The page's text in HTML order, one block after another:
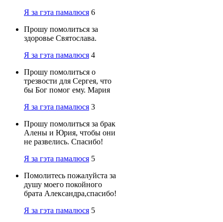
Я за гэта памалюся 6
Прошу помолиться за
здоровье Святослава.
Я за гэта памалюся 4
Прошу помолиться о
трезвости для Сергея, что
бы Бог помог ему. Мария
Я за гэта памалюся 3
Прошу помолиться за брак
Алены и Юрия, чтобы они
не развелись. Спасибо!
Я за гэта памалюся 5
Помолитесь пожалуйста за
душу моего покойного
брата Александра,спасибо!
Я за гэта памалюся 5